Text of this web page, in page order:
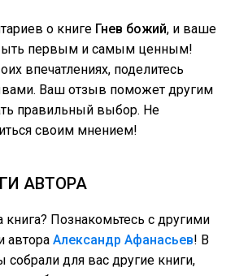
о книге Гнев божий, и ваше
первым и самым ценным!
впечатлениях, поделитесь
Ваш отзыв поможет другим
правильный выбор. Не
своим мнением!
АВТОРА
книга? Познакомьтесь с другими
автора Александр Афанасьев! В
собрали для вас другие книги,